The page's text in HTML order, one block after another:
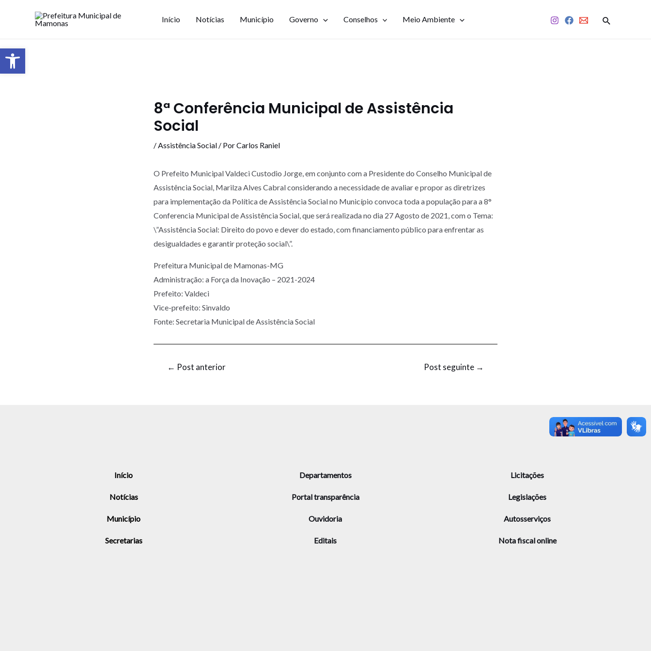
Início Notícias Município Governo Conselhos Meio Ambiente
8ª Conferência Municipal de Assistência
Social
/Assistência Social / PorCarlos Raniel
O Prefeito Municipal Valdeci Custodio Jorge, em conjunto com a Presidente do Conselho Municipal de
Assistência Social, Marilza Alves Cabral considerando a necessidade de avaliar e propor as diretrizes
para implementação da Política de Assistência Social no Município convoca toda a população para a 8°
Conferencia Municipal de Assistência Social, que será realizada no dia 27 Agosto de 2021, com o Tema:
\”Assistência Social: Direito do povo e dever do estado, com financiamento público para enfrentar as
desigualdades e garantir proteção social\”.
Prefeitura Municipal de Mamonas-MG
Administração: a Força da Inovação – 2021-2024
Prefeito: Valdeci
Vice-prefeito: Sinvaldo
Fonte: Secretaria Municipal de Assistência Social
← Post anterior Post seguinte →
Início
Notícias
Município
Secretarias
Departamentos
Portal transparência
Ouvidoria
Editais
Licitações
Legislações
Autosserviços
Nota fiscal online
Barra de Ferramentas Aberta